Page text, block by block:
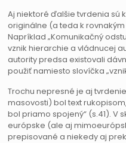
Aj niektoré ďalšie tvrdenia sú
originálne (a teda k
Napríklad „Komunikačný
vznik hierarchie a vládnucej
autority predsa existovali
použiť namiesto slovíčka
Trochu nepresné je aj
masovosti) bol text
bol priamo spojený“ (s.41). V
európske (ale aj
prepisované a niekedy aj